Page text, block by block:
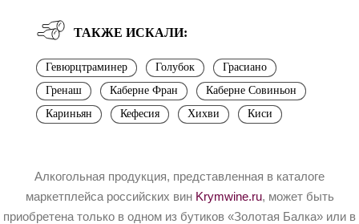
ТАКЖЕ ИСКАЛИ:
Гевюрцтраминер Голубок
Грасиано
Гренаш
Каберне Фран
Каберне Совиньон
Кариньян
Кефесия Хихви Киси
Алкогольная продукция, представленная в каталоге
маркетплейса российских вин Krymwine.ru, может быть
приобретена только в одном из бутиков «Золотая Балка» или в